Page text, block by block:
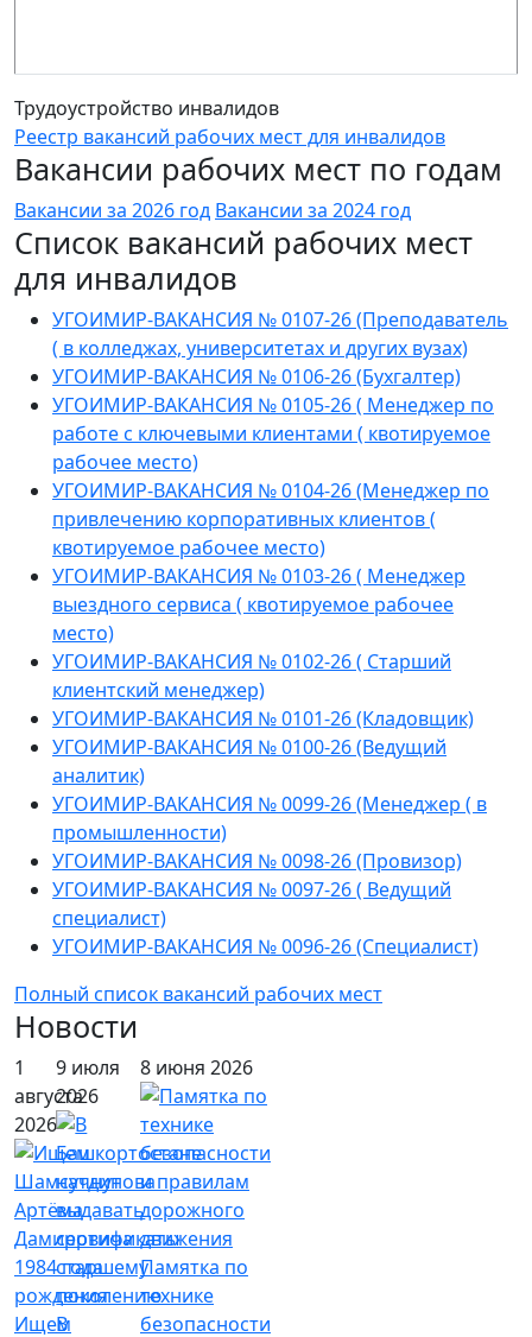
Трудоустройство инвалидов
Реестр вакансий рабочих мест для инвалидов
Вакансии рабочих мест по годам
Вакансии за 2026 год Вакансии за 2024 год
Список вакансий рабочих мест
для инвалидов
УГОИМИР-ВАКАНСИЯ № 0107-26 (Преподаватель
( в колледжах, университетах и других вузах)
УГОИМИР-ВАКАНСИЯ № 0106-26 (Бухгалтер)
УГОИМИР-ВАКАНСИЯ № 0105-26 ( Менеджер по
работе с ключевыми клиентами ( квотируемое
рабочее место)
УГОИМИР-ВАКАНСИЯ № 0104-26 (Менеджер по
привлечению корпоративных клиентов (
квотируемое рабочее место)
УГОИМИР-ВАКАНСИЯ № 0103-26 ( Менеджер
выездного сервиса ( квотируемое рабочее
место)
УГОИМИР-ВАКАНСИЯ № 0102-26 ( Старший
клиентский менеджер)
УГОИМИР-ВАКАНСИЯ № 0101-26 (Кладовщик)
УГОИМИР-ВАКАНСИЯ № 0100-26 (Ведущий
аналитик)
УГОИМИР-ВАКАНСИЯ № 0099-26 (Менеджер ( в
промышленности)
УГОИМИР-ВАКАНСИЯ № 0098-26 (Провизор)
УГОИМИР-ВАКАНСИЯ № 0097-26 ( Ведущий
специалист)
УГОИМИР-ВАКАНСИЯ № 0096-26 (Специалист)
Полный список вакансий рабочих мест
Новости
1
августа
2026
Ищем
9 июля
2026
В
8 июня 2026
Памятка по
технике
безопасности